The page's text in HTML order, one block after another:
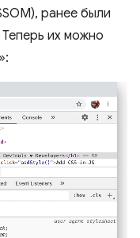
ранее были
их можно